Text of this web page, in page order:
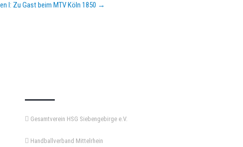
I: Zu Gast beim MTV Köln 1850 →
Gesamtverein HSG Siebengebirge e.V.
Handballverband Mittelrhein